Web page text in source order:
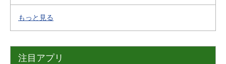
もっと見る
注目アプリ